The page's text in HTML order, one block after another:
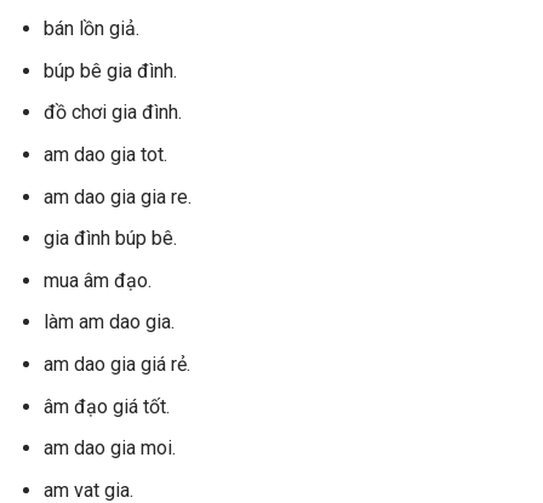
bán lồn giả.
búp bê gia đình.
đồ chơi gia đình.
am dao gia tot.
am dao gia gia re.
gia đình búp bê.
mua âm đạo.
làm am dao gia.
am dao gia giá rẻ.
âm đạo giá tốt.
am dao gia moi.
am vat gia.